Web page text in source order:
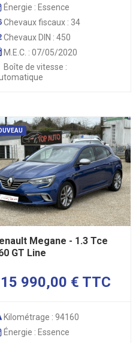
Énergie : Essence
Chevaux fiscaux : 34
Chevaux DIN : 450
M.E.C. : 07/05/2020
Boîte de vitesse :
Megane - 1.3 Tce
GT Line
15 990,00 € TTC
Kilométrage : 94160
Énergie : Essence